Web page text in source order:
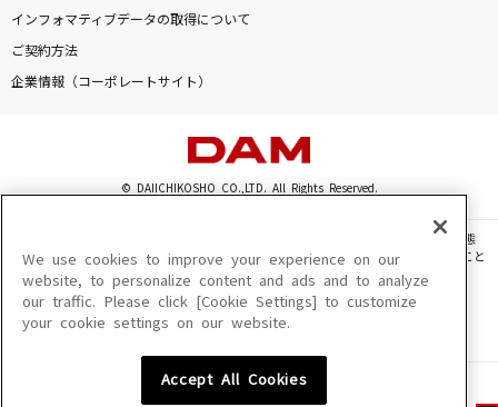
インフォマティブデータの取得について
ご契約方法
企業情報（コーポレートサイト）
© DAIICHIKOSHO CO.,LTD. All Rights Reserved.
このサイトに掲載されている一切の文章・画像・写真・動画・音声等を、手段や形態
を問わず、著作権法の定める範囲を超えて無断で複製、転載、ファイル化などすること
を禁じます。
楽曲及びコンテンツは、機種によりご利用いただけない場合があります。
楽曲及びコンテンツの配信日、配信内容が変更になる場合があります。
We use cookies to improve your experience on our
website, to personalize content and ads and to analyze
our traffic. Please click [Cookie Settings] to customize
your cookie settings on our website.
Accept All Cookies